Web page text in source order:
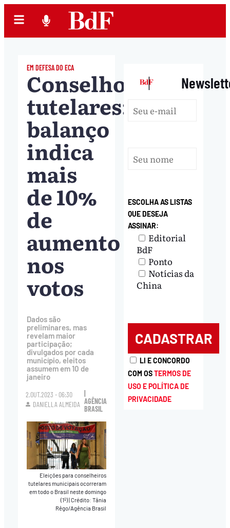
EM DEFESA DO ECA
Conselhos
tutelares:
balanço
indica
mais
de 10%
de
aumento
nos
votos
Dados são
preliminares, mas
revelam maior
participação;
divulgados por cada
município, eleitos
assumem em 10 de
janeiro
2.OUT.2023 - 06:30
DANIELLA ALMEIDA AGÊNCIA
BRASIL
Eleições para conselheiros
tutelares municipais ocorreram
em todo o Brasil neste domingo
(1º)|Crédito: Tânia
Rêgo/Agência Brasil
|
ESCOLHA AS LISTAS
QUE DESEJA
ASSINAR:
Editorial
BdF
Ponto
Notícias da
China
LI E CONCORDO
COM OSTERMOS DE
USO E POLÍTICA DE
PRIVACIDADE